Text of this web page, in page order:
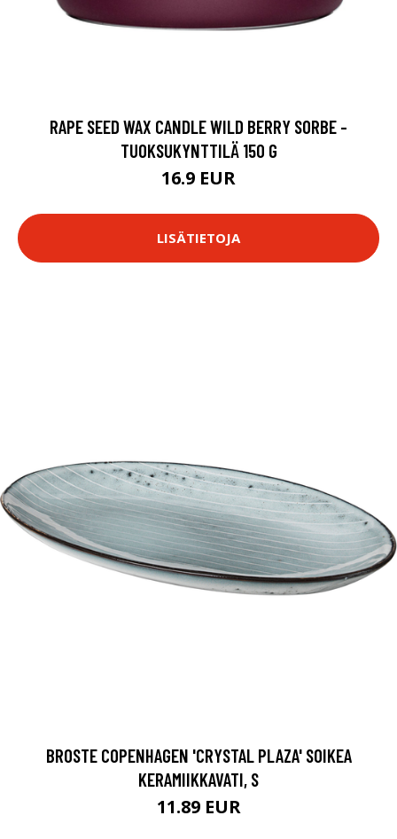
RAPE SEED WAX CANDLE WILD BERRY SORBE -
TUOKSUKYNTTILÄ 150 G
16.9 EUR
LISÄTIETOJA
BROSTE COPENHAGEN 'CRYSTAL PLAZA' SOIKEA
KERAMIIKKAVATI, S
11.89 EUR